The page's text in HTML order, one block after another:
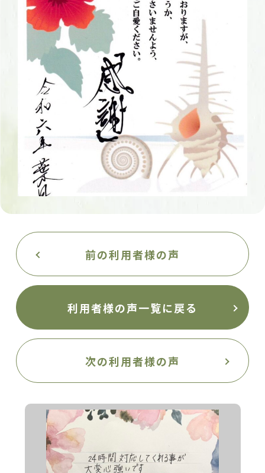
前の利用者様の声
利用者様の声一覧に戻る
次の利用者様の声